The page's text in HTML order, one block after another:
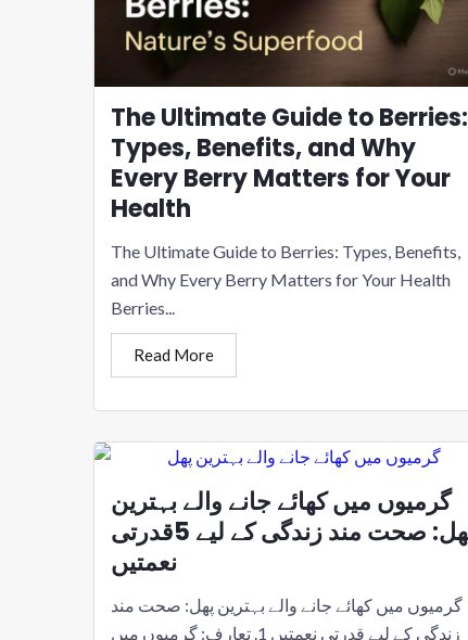
The Ultimate Guide to Berries:
Types, Benefits, and Why
Every Berry Matters for Your
Health
The Ultimate Guide to Berries: Types, Benefits,
and Why Every Berry Matters for Your Health
Berries...
Read More
گرمیوں میں کھائے جانے والے بہترین
پھل: صحت مند زندگی کے لیے 5قدرتی
نعمتیں
گرمیوں میں کھائے جانے والے بہترین پھل: صحت مند
زندگی کے لیے قدرتی نعمتیں 1. تعارف: گرمیوں میں